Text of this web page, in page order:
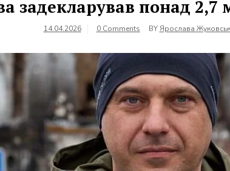
понад 2,7
14.04.2026 0 Comments BY Ярослава